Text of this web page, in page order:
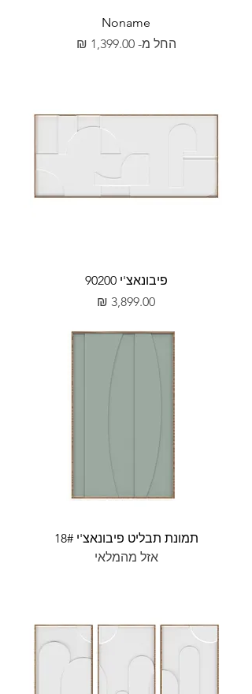
Noname
החל מ-
‏1,399.00 ‏₪
מחיר מבצע
פיבונאצ'י 90200
מחיר
תמונת תבליט פיבונאצ'י 18#
אזל מהמלאי